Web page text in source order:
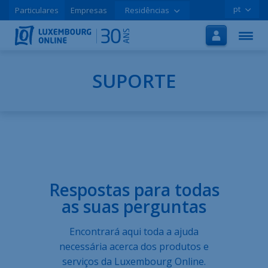
Início
Aderir online
Ajuda
LOLCLOUD
Folheto
Particulares Empresas Residências pt
SUPORTE
Respostas para todas
as suas perguntas
Encontrará aqui toda a ajuda
necessária acerca dos produtos e
serviços da Luxembourg Online.